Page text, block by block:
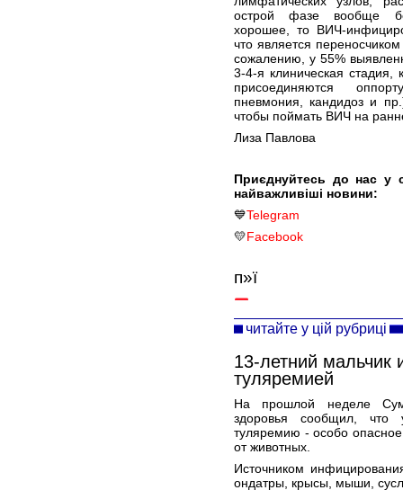
острой фазе вообще
хорошее, то ВИЧ-
что является
сожалению, у 55%
3-4-я клиническая
присоединяются
пневмония, кандидоз и
чтобы поймать ВИЧ на
Лиза Павлова
Приєднуйтесь до нас у
найважливіші новини:
💙Telegram
💛Facebook
п»ї
читайте у цій рубриці
13-летний мальчик
туляремией
На прошлой неделе
здоровья сообщил, что
туляремию - особо
от животных.
Источником
ондатры, крысы, мыши,